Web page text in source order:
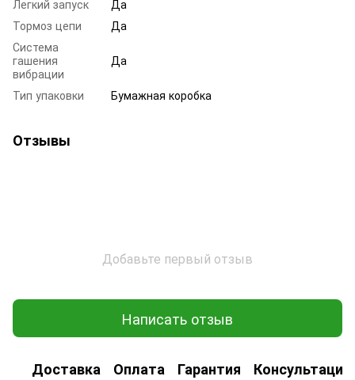
Легкий запуск
Да
Тормоз цепи
Да
Система
гашения
вибрации
Да
Тип упаковки Бумажная коробка
Отзывы
Добавьте первый отзыв
Написать отзыв
Доставка Оплата Гарантия Консультация